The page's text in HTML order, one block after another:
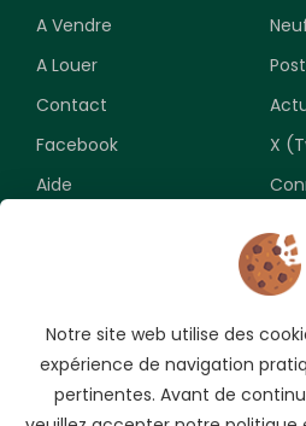
A Vendre
A Louer
Contact
Facebook
X
Aide
Souscrivez pour recevoir les
Notre site web utilise des
expérience de navigation
pertinentes. Avant de